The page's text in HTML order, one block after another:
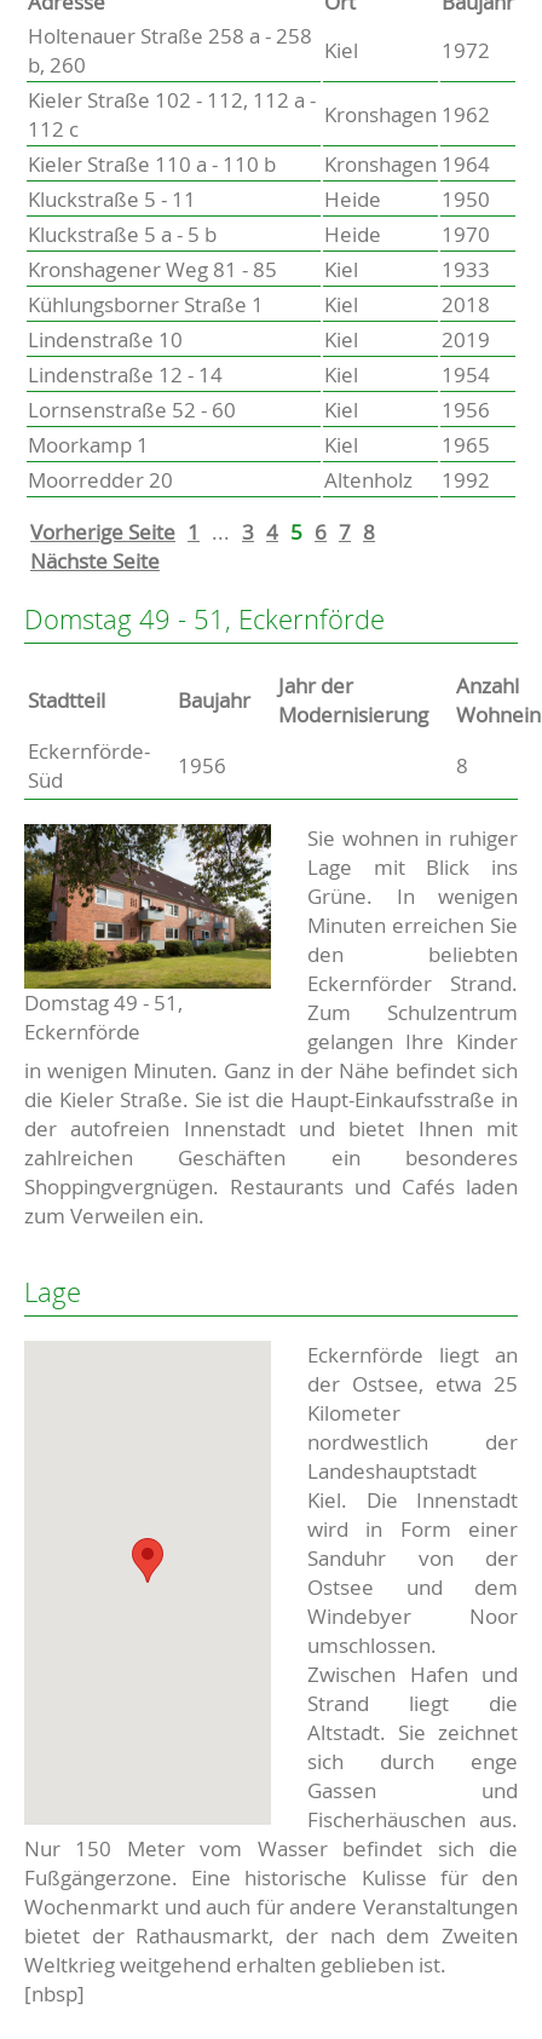
Heide
Bordesholm
Elmshorn
Holtenauer Straße 258 a - 258
b, 260
Kiel
1972
Kieler Straße 102 - 112, 112 a -
112 c
Kronshagen 1962
Kieler Straße 110 a - 110 b
Kronshagen 1964
Kluckstraße 5 - 11
Heide
1950
Kluckstraße 5 a - 5 b
Heide
1970
Kronshagener Weg 81 - 85
Kiel
1933
Kühlungsborner Straße 1
Kiel
2018
Lindenstraße 10
Kiel
2019
Lindenstraße 12 - 14
Kiel
1954
Lornsenstraße 52 - 60
Kiel
1956
Moorkamp 1
Kiel
1965
Moorredder 20
Altenholz
1992
Vorherige Seite 1 ... 3 4 5 6 7 8
Nächste Seite
Domstag 49 - 51, Eckernförde
Stammdaten
Basisdaten zur Immobilie
Stadtteil Baujahr
Jahr der
Modernisierung
Anzahl
Eckernförde-
Süd
1956 8
Domstag 49 - 51,
Eckernförde
Beschreibung
Sie wohnen in ruhiger
Lage mit Blick ins
Grüne. In wenigen
Minuten erreichen Sie
den beliebten
Eckernförder Strand.
Zum Schulzentrum
gelangen Ihre Kinder
in wenigen Minuten. Ganz in der Nähe befindet sich
die Kieler Straße. Sie ist die Haupt-Einkaufsstraße in
der autofreien Innenstadt und bietet Ihnen mit
zahlreichen Geschäften ein besonderes
Shoppingvergnügen. Restaurants und Cafés laden
zum Verweilen ein.
Lage
Eckernförde liegt an
der Ostsee, etwa 25
Kilometer
nordwestlich der
Landeshauptstadt
Kiel. Die Innenstadt
wird in Form einer
Sanduhr von der
Ostsee und dem
Windebyer Noor
umschlossen.
Zwischen Hafen und
Strand liegt die
Altstadt. Sie zeichnet
sich durch enge
Gassen und
Fischerhäuschen aus.
Nur 150 Meter vom Wasser befindet sich die
Fußgängerzone. Eine historische Kulisse für den
Wochenmarkt und auch für andere Veranstaltungen
bietet der Rathausmarkt, der nach dem Zweiten
Weltkrieg weitgehend erhalten geblieben ist.
[nbsp]